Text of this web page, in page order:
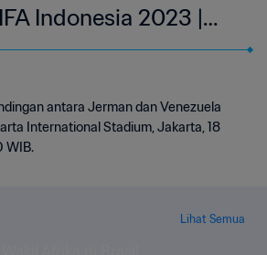
Indonesia 2023 |
antara Jerman dan Venezuela
International Stadium, Jakarta, 18
WIB.
Lihat Semua